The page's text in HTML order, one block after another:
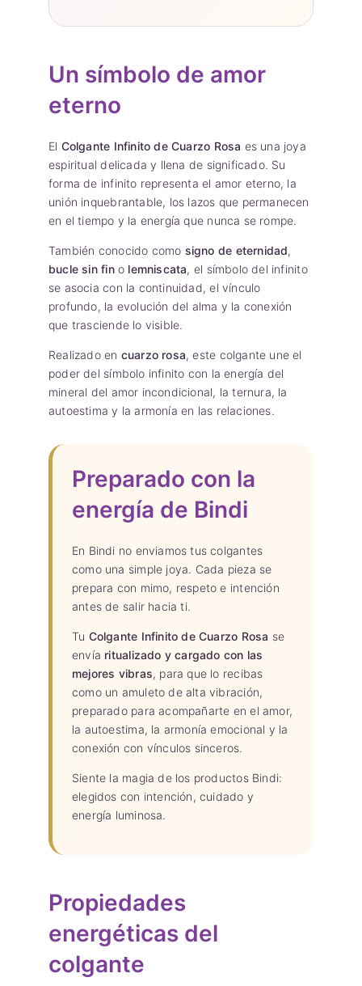
Un símbolo de amor
eterno
El Colgante Infinito de Cuarzo Rosa es una joya
espiritual delicada y llena de significado. Su
forma de infinito representa el amor eterno, la
unión inquebrantable, los lazos que permanecen
en el tiempo y la energía que nunca se rompe.
También conocido como signo de eternidad,
bucle sin fino lemniscata, el símbolo del infinito
se asocia con la continuidad, el vínculo
profundo, la evolución del alma y la conexión
que trasciende lo visible.
Realizado en cuarzo rosa, este colgante une el
poder del símbolo infinito con la energía del
mineral del amor incondicional, la ternura, la
autoestima y la armonía en las relaciones.
Preparado con la
energía de Bindi
En Bindi no enviamos tus colgantes
como una simple joya. Cada pieza se
prepara con mimo, respeto e intención
antes de salir hacia ti.
Tu Colgante Infinito de Cuarzo Rosa se
envía ritualizado y cargado con las
mejores vibras, para que lo recibas
como un amuleto de alta vibración,
preparado para acompañarte en el amor,
la autoestima, la armonía emocional y la
conexión con vínculos sinceros.
Siente la magia de los productos Bindi:
elegidos con intención, cuidado y
energía luminosa.
Propiedades
energéticas del
colgante